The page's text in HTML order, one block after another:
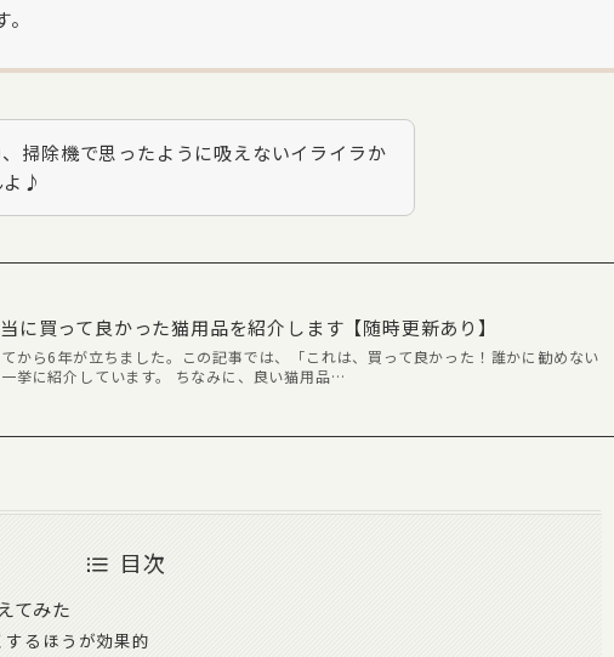
掃除機で思ったように吸えないイライラか
よ♪
に買って良かった猫用品を紹介します【随時更新あり】
から6年が立ちました。この記事では、「これは、買って良かった！誰かに勧めない
挙に紹介しています。 ちなみに、良い猫用品…
目次
てみた
るほうが効果的